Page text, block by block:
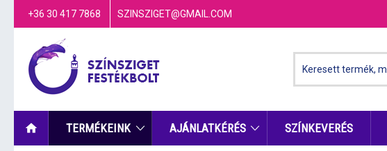
+36 30 417 7868 SZINSZIGET@GMAIL.COM
TERMÉKEINK AJÁNLATKÉRÉS SZÍNKEVERÉS